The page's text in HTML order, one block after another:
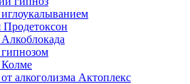
алкоголизма Актоплекс